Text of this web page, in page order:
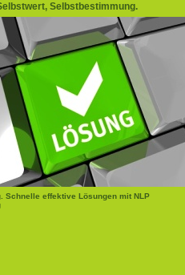
Selbstbestimmung.
Schnelle effektive Lösungen mit NLP